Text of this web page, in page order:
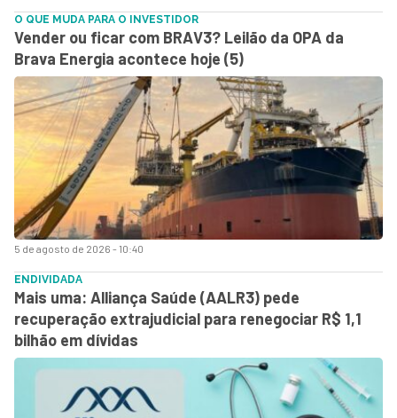
5 de agosto de 2026 - 10:40
O QUE MUDA PARA O INVESTIDOR
Vender ou ficar com BRAV3? Leilão da OPA da
Brava Energia acontece hoje (5)
ENDIVIDADA
Mais uma: Alliança Saúde (AALR3) pede
recuperação extrajudicial para renegociar R$ 1,1
bilhão em dívidas